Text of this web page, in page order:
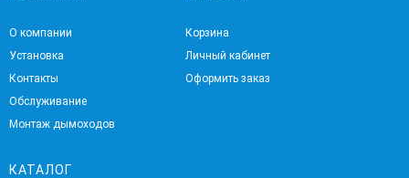
О компании
Установка
Контакты
Обслуживание
Монтаж дымоходов
Корзина
Личный кабинет
Оформить заказ
КАТАЛОГ